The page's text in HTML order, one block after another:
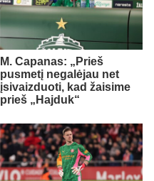
M. Capanas: „Prieš
pusmetį negalėjau net
įsivaizduoti, kad žaisime
prieš „Hajduk“